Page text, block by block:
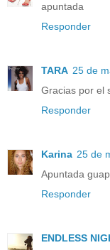
apuntada
Responder
TARA 25 de
Gracias por el
Responder
Karina 25 de
Apuntada
Responder
ENDLESS